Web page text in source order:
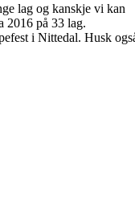
lag og kanskje vi kan
2016 på 33 lag.
i Nittedal. Husk